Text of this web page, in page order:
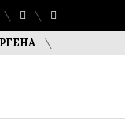
САФУАН